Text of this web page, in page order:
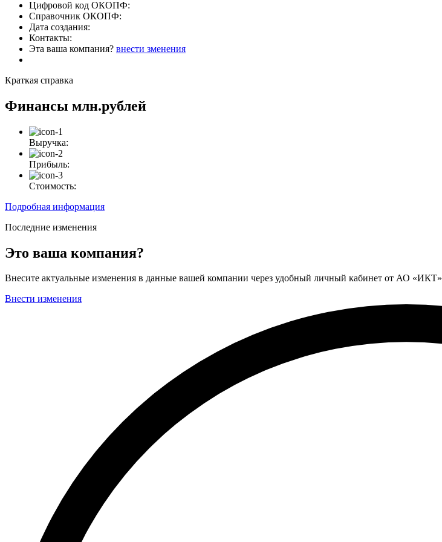
Цифровой код ОКОПФ:
Справочник ОКОПФ:
Дата создания:
Контакты:
Эта ваша компания? внести зменения
Краткая справка
Финансы млн.рублей
Выручка:
Прибыль:
Стоимость:
Подробная информация
Последние изменения
Это ваша компания?
Внесите актуальные изменения в данные вашей компании через удобный личный кабинет от АО «ИКТ»
Внести изменения